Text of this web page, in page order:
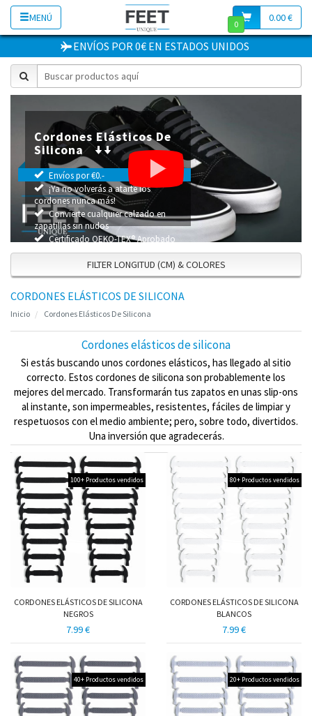
MENÚ 0.00 €
0
ENVÍOS POR 0€ EN ESTADOS UNIDOS
Cordones Elásticos De
Silicona
Envíos por €0.-
¡Ya no volverás a atarte los
cordones nunca más!
Convierte cualquier calzado en
zapatillas sin nudos
Certificado OEKO-TEX® Aprobado
FILTER LONGITUD (CM) & COLORES
CORDONES ELÁSTICOS DE SILICONA
Inicio Cordones Elásticos De Silicona
Cordones elásticos de silicona
Si estás buscando unos cordones elásticos, has llegado al sitio
correcto. Estos cordones de silicona son probablemente los
mejores del mercado. Transformarán tus zapatos en unas slip-ons
al instante, son impermeables, resistentes, fáciles de limpiar y
respetuosos con el medio ambiente; pero, sobre todo, divertidos.
Una inversión que agradecerás.
100+ Productos vendidos
CORDONES ELÁSTICOS DE SILICONA
NEGROS
7.99 €
80+ Productos vendidos
CORDONES ELÁSTICOS DE SILICONA
BLANCOS
7.99 €
40+ Productos vendidos 20+ Productos vendidos